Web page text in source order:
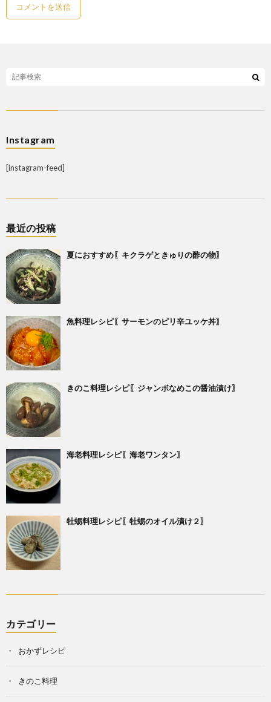
Instagram
[instagram-feed]
最近の投稿
夏におすすめ〖キクラゲときゅりの酢の物〗
魚料理レシピ〖サーモンのピリ辛ユッケ丼〗
きのこ料理レシピ〖ジャンボなめこの醤油漬け〗
海老料理レシピ〖海老ワンタン〗
牡蛎料理レシピ〖牡蛎のオイル漬け２〗
カテゴリー
おかずレシピ
きのこ料理